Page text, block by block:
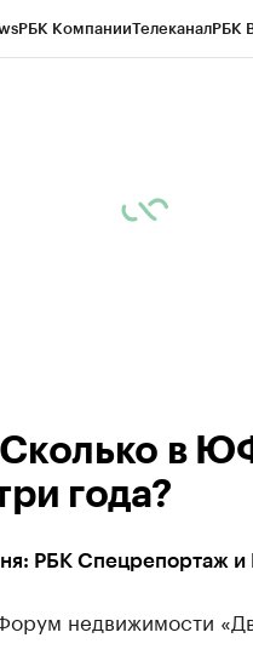
РБК КомпанииТелеканалРБК
в
года?
РБК Спецрепортаж и
недвижимости